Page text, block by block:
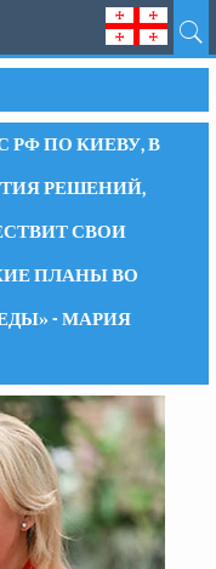
РФ ПО КИЕВУ, В
РЕШЕНИЙ,
СВОИ
ПЛАНЫ ВО
- МАРИЯ